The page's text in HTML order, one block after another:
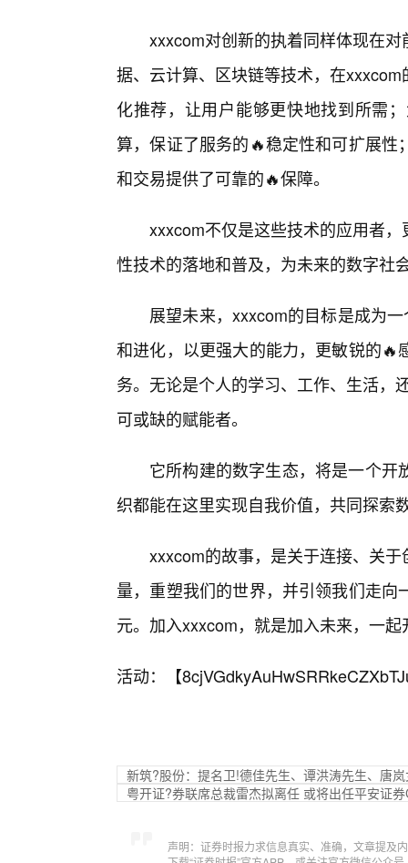
xxxcom对创新的执着同样体现在
据、云计算、区块链等技术，在
化推荐，让用户能够更快地找到所需
算，保证了服务的🔥稳定性和可扩展
和交易提供了可靠的🔥保障。
xxxcom不仅是这些技术的应用者
性技术的落地和普及，为未来的数字社
展望未来，xxxcom的目标是成为
和进化，以更强大的能力，更敏锐的
务。无论是个人的学习、工作、生活，
可或缺的赋能者。
它所构建的数字生态，将是一个
织都能在这里实现自我价值，共同探索
xxxcom的故事，是关于连接、关
量，重塑我们的世界，并引领我们走
元。加入xxxcom，就是加入未来，一
活动：【
新筑?股份：提名卫!德佳先生、谭洪涛先生、唐
粤开证?券联席总裁雷杰拟离任 或将出任平安证
声明：证券时报力求信息真实、准确，文章提及